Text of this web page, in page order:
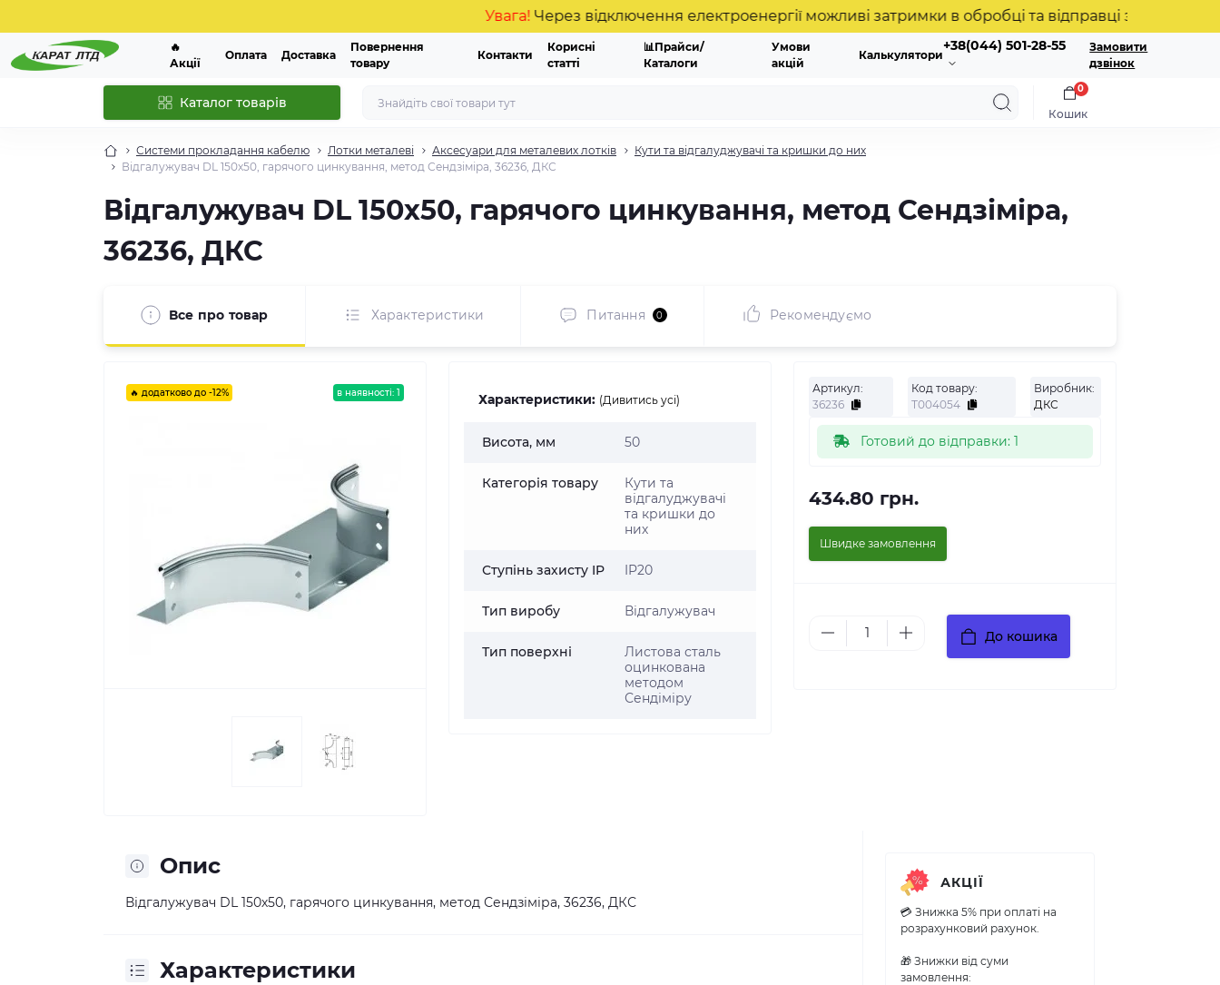
Увага!Через відключення електроенергії можливі затримки в обробці та відправці замовлень.
🔥
Акції
Оплата Доставка
Повернення
товару
Контакти
Корисні
статті
📊Прайси/
Каталоги
Умови
акцій
Калькулятори
+38(044) 501-28-55
Замовити
дзвінок
Каталог товарів
Кошик
0
Системи прокладання кабелю Лотки металеві Аксесуари для металевих лотків
Кути та відгалуджувачі та кришки до них
Відгалужувач DL 150х50, гарячого цинкування, метод Сендзіміра, 36236, ДКС
Відгалужувач DL 150х50, гарячого цинкування, метод Сендзіміра,
36236, ДКС
Все про товар Характеристики Питання 0 Рекомендуємо
🔥 додатково до -12% в наявності: 1 Характеристики: (Дивитись усі)
Висота, мм 50
Категорія товару
Кути та
відгалуджувачі
та кришки до
них
Ступінь захисту IP IP20
Тип виробу Відгалужувач
Тип поверхні
Листова сталь
оцинкована
методом
Сендіміру
Артикул:
36236
Код товару:
Т004054
Виробник:
ДКС
Готовий до відправки: 1
434.80 грн.
Швидке замовлення
До кошика
Опис
Відгалужувач DL 150х50, гарячого цинкування, метод Сендзіміра, 36236, ДКС
Характеристики
АКЦІЇ
💳 Знижка 5% при оплаті на
розрахунковий рахунок.
🎁 Знижки від суми
замовлення: